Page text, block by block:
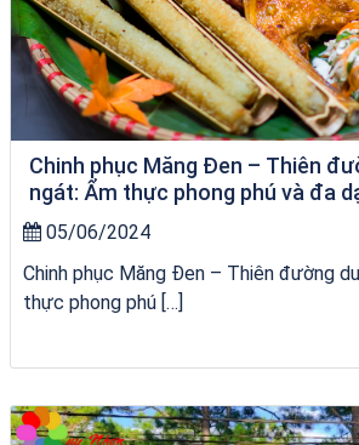
Chinh phục Măng Đen – Thiên
ngát: Ẩm thực phong phú và đa
05/06/2024
Chinh phục Măng Đen – Thiên đường
thực phong phú […]
chèo SUP tại Quy Nhơn